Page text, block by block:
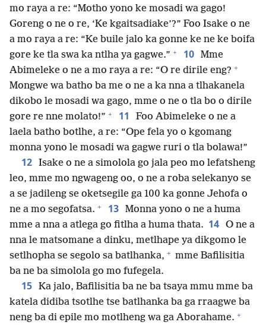
mo raya a re: “Motho yono ke mosadi wa gago!
Goreng o ne o re, ‘Ke kgaitsadiake’?” Foo Isake o ne
a mo raya a re: “Ke buile jalo ka gonne ke ne ke boifa
gore ke tla swa ka ntlha ya gagwe.” + 10 Mme
Abimeleke o ne a mo raya a re: “O re dirile eng? +
Mongwe wa batho ba me o ne a ka nna a tlhakanela
dikobo le mosadi wa gago, mme o ne o tla bo o dirile
gore re nne molato!” + 11
Foo Abimeleke o ne a
laela batho botlhe, a re: “Ope fela yo o kgomang
monna yono le mosadi wa gagwe ruri o tla bolawa!”
12 Isake o ne a simolola go jala peo mo lefatsheng
leo, mme mo ngwageng oo, o ne a roba selekanyo se
a se jadileng se oketsegile ga 100 ka gonne Jehofa o
ne a mo segofatsa. + 13 Monna yono o ne a huma
mme a nna a atlega go fitlha a huma thata. 14 O ne a
nna le matsomane a dinku, metlhape ya dikgomo le
setlhopha se segolo sa batlhanka, + mme Bafilisitia
ba ne ba simolola go mo fufegela.
15 Ka jalo, Bafilisitia ba ne ba tsaya mmu mme ba
katela didiba tsotlhe tse batlhanka ba ga rraagwe ba
neng ba di epile mo motlheng wa ga Aborahame. +